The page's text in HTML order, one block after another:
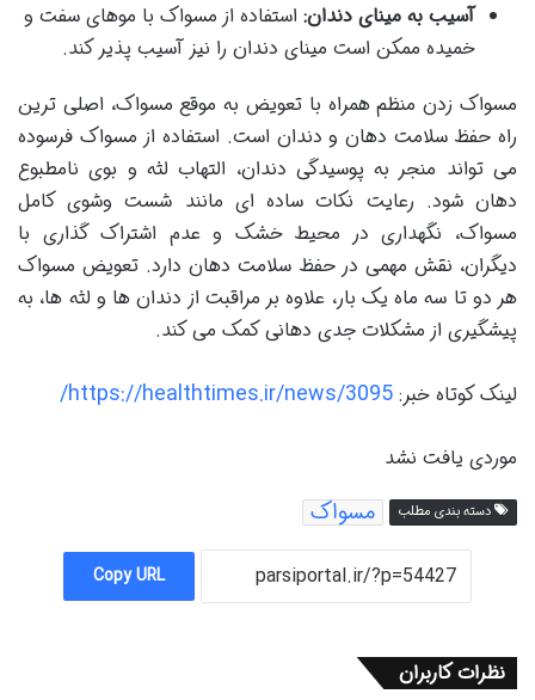
آسیب به مینای دندان: استفاده از مسواک با موهای سفت و
خمیده ممکن است مینای دندان را نیز آسیب پذیر کند.
مسواک زدن منظم همراه با تعویض به موقع مسواک، اصلی ترین
راه حفظ سلامت دهان و دندان است. استفاده از مسواک فرسوده
می تواند منجر به پوسیدگی دندان، التهاب لثه و بوی نامطبوع
دهان شود. رعایت نکات ساده ای مانند شست وشوی کامل
مسواک، نگهداری در محیط خشک و عدم اشتراک گذاری با
دیگران، نقش مهمی در حفظ سلامت دهان دارد. تعویض مسواک
هر دو تا سه ماه یک بار، علاوه بر مراقبت از دندان ها و لثه ها، به
پیشگیری از مشکلات جدی دهانی کمک می کند.
لینک کوتاه خبر: https://healthtimes.ir/news/3095/
موردی یافت نشد
دسته بندی مطلب مسواک
Copy URL
نظرات کاربران